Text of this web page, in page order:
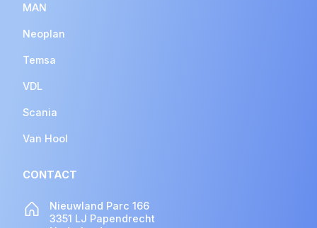
MAN
Neoplan
Temsa
VDL
Scania
Van Hool
CONTACT
Nieuwland Parc 166
3351 LJ Papendrecht